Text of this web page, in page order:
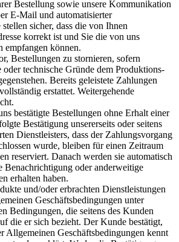
Bestellung sowie unsere Kommunikation
E-Mail und automatisierter
sicher, dass die von Ihnen
korrekt ist und Sie die von uns
empfangen können.
Bestellungen zu stornieren, sofern
technische Gründe dem Produktions-
Bereits geleistete Zahlungen
erstattet. Weitergehende
bestätigte Bestellungen ohne Erhalt einer
Bestätigung unsererseits oder seitens
Dienstleisters, dass der Zahlungsvorgang
wurde, bleiben für einen Zeitraum
reserviert. Danach werden sie automatisch
Benachrichtigung oder anderweitige
erhalten haben.
und/oder erbrachten Dienstleistungen
Geschäftsbedingungen unter
Bedingungen, die seitens des Kunden
die er sich bezieht. Der Kunde bestätigt,
Allgemeinen Geschäftsbedingungen kennt